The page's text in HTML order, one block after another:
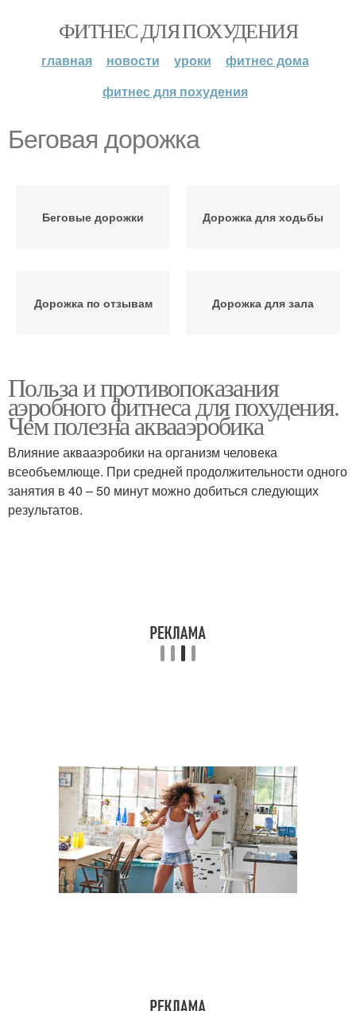
ФИТНЕС ДЛЯ ПОХУДЕНИЯ
главная новости уроки
фитнес дома
фитнес для похудения
Беговая дорожка
Беговые дорожки Дорожка для ходьбы
Дорожка по отзывам Дорожка для зала
Польза и противопоказания
аэробного фитнеса для похудения.
Чем полезна аквааэробика
Влияние аквааэробики на организм человека
всеобъемлюще. При средней продолжительности одного
занятия в 40 – 50 минут можно добиться следующих
результатов.